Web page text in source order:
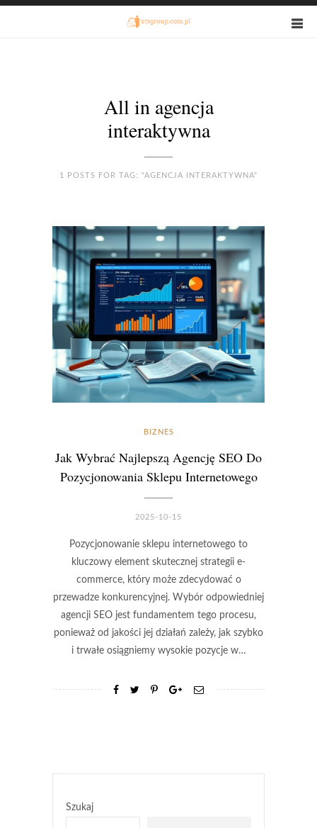
All in agencja
interaktywna
1 POSTS FOR TAG: "AGENCJA INTERAKTYWNA"
BIZNES
Jak Wybrać Najlepszą Agencję SEO Do
Pozycjonowania Sklepu Internetowego
2025-10-15
Pozycjonowanie sklepu internetowego to
kluczowy element skutecznej strategii e-
commerce, który może zdecydować o
przewadze konkurencyjnej. Wybór odpowiedniej
agencji SEO jest fundamentem tego procesu,
ponieważ od jakości jej działań zależy, jak szybko
i trwałe osiągniemy wysokie pozycje w…
Szukaj